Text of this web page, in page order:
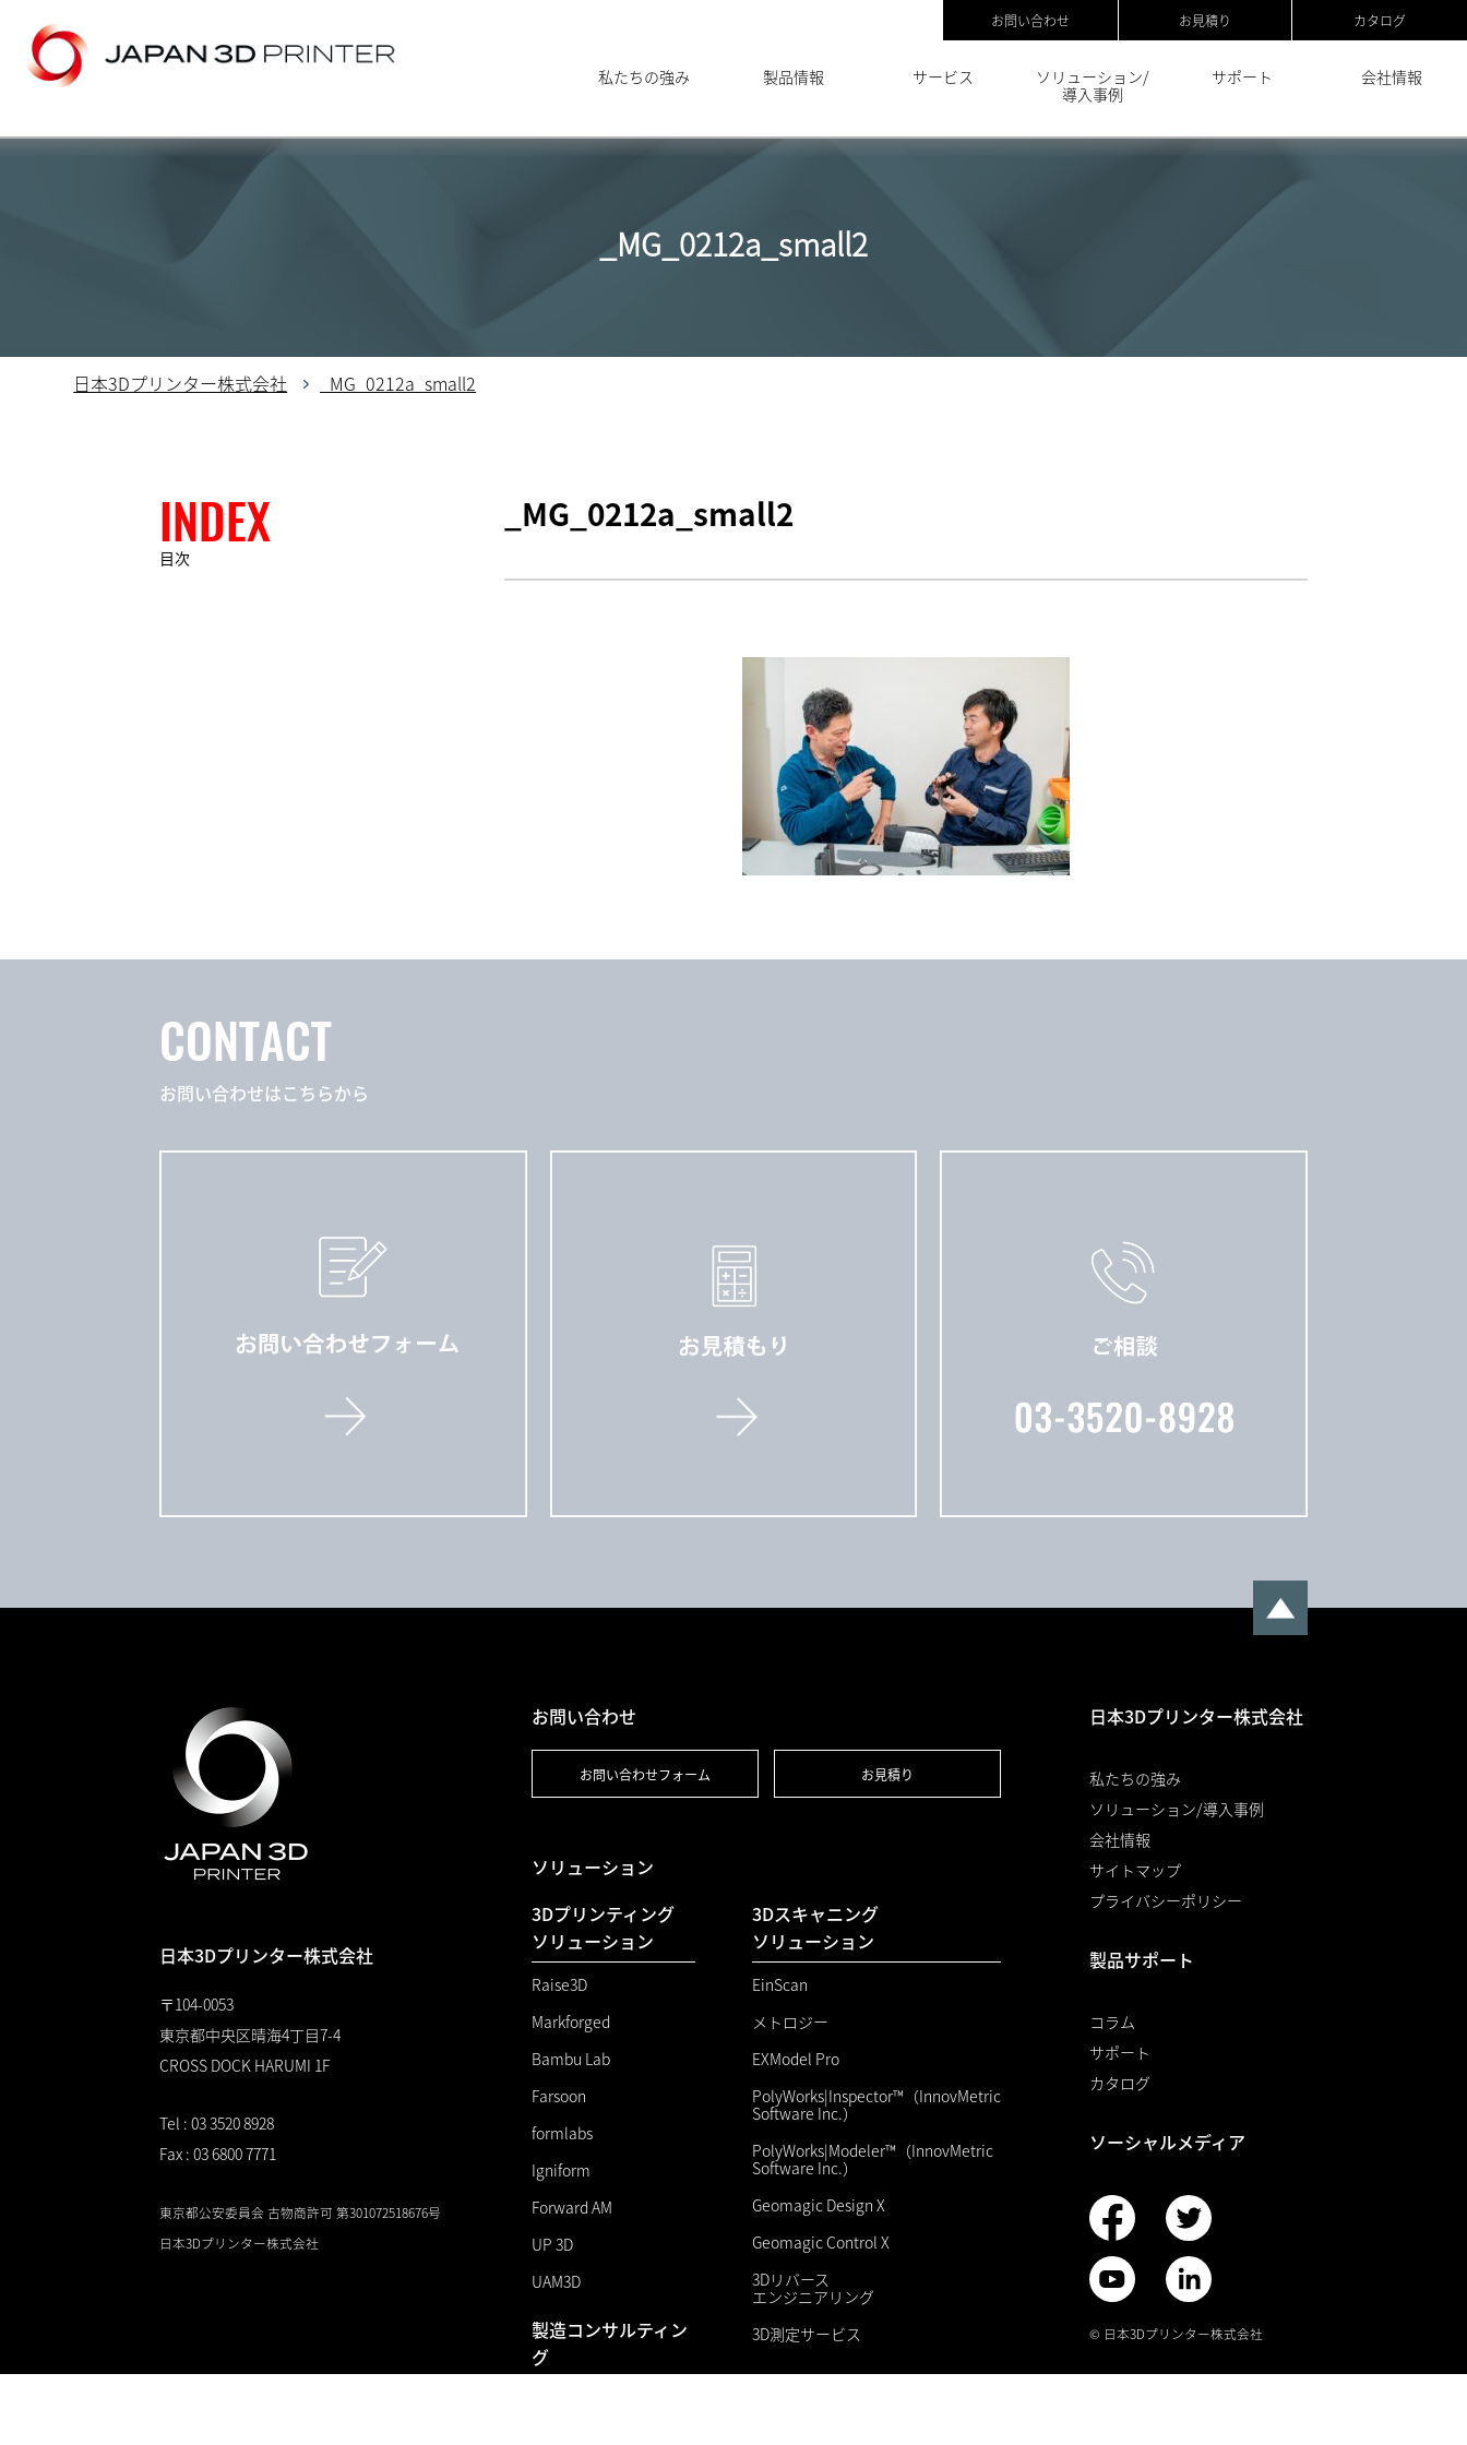
お問い合わせ お見積り カタログ
私たちの強み 製品情報 サービス
ソリューション/
導入事例
サポート 会社情報
_MG_0212a_small2
日本3Dプリンター株式会社 _MG_0212a_small2
INDEX
目次
_MG_0212a_small2
CONTACT
お問い合わせはこちらから
日本3Dプリンター株式会社
〒104-0053
東京都中央区晴海4丁目7-4
CROSS DOCK HARUMI 1F
Tel : 03 3520 8928
Fax : 03 6800 7771
東京都公安委員会 古物商許可 第301072518676号
日本3Dプリンター株式会社
お問い合わせ
お問い合わせフォーム お見積り
ソリューション
3Dプリンティング
ソリューション
3Dスキャニング
ソリューション
Raise3D
Markforged
Bambu Lab
Farsoon
formlabs
Igniform
Forward AM
UP 3D
UAM3D
EinScan
メトロジー
EXModel Pro
PolyWorks|Inspector™（InnovMetric
Software Inc.）
PolyWorks|Modeler™（InnovMetric
Software Inc.）
Geomagic Design X
Geomagic Control X
3Dリバース
エンジニアリング
3D測定サービス
製造コンサルティン
グ
日本3Dプリンター株式会社
私たちの強み
ソリューション/導入事例
会社情報
サイトマップ
プライバシーポリシー
製品サポート
コラム
サポート
カタログ
ソーシャルメディア
© 日本3Dプリンター株式会社